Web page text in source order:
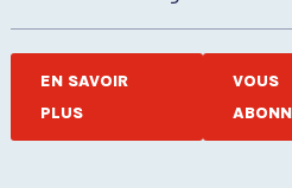
EN SAVOIR
PLUS
VOUS